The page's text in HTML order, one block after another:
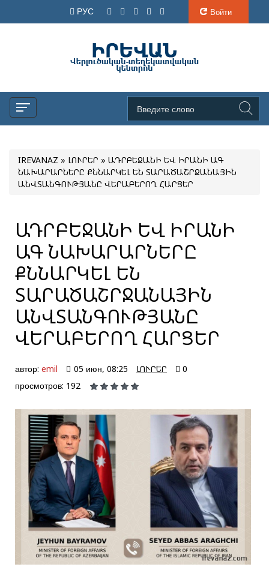
РУС Войти
IREVANAZ » ԼՈՒՐԵՐ » ԱԴՐԲԵՋԱՆԻ ԵՎ ԻՐԱՆԻ ԱԳ
ՆԱԽԱՐԱՐՆԵՐԸ ՔՆՆԱՐԿԵԼ ԵՆ ՏԱՐԱԾԱՇՐՋԱՆԱՅԻՆ
ԱՆՎՏԱՆԳՈՒԹՅԱՆԸ ՎԵՐԱԲԵՐՈՂ ՀԱՐՑԵՐ
ԱԴՐԲԵՋԱՆԻ ԵՎ ԻՐԱՆԻ
ԱԳ ՆԱԽԱՐԱՐՆԵՐԸ
ՔՆՆԱՐԿԵԼ ԵՆ
ՏԱՐԱԾԱՇՐՋԱՆԱՅԻՆ
ԱՆՎՏԱՆԳՈՒԹՅԱՆԸ
ՎԵՐԱԲԵՐՈՂ ՀԱՐՑԵՐ
автор: emil 05 июн, 08:25 ԼՈՒՐԵՐ
0
просмотров: 192